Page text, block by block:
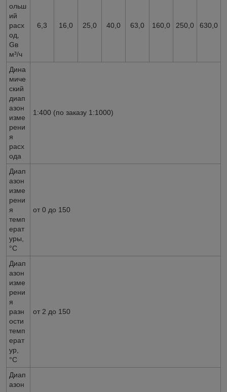
ольш
ий
расх
од,
Gв
м³/ч
6,3 16,0 25,0 40,0 63,0 160,0 250,0 630,0
Дина
миче
ский
диап
азон
изме
рени
я
расх
ода
1:400 (по заказу 1:1000)
Диап
азон
изме
рени
я
темп
ерат
уры,
°С
от 0 до 150
Диап
азон
изме
рени
я
разн
ости
темп
ерат
ур,
°С
от 2 до 150
Диап
азон